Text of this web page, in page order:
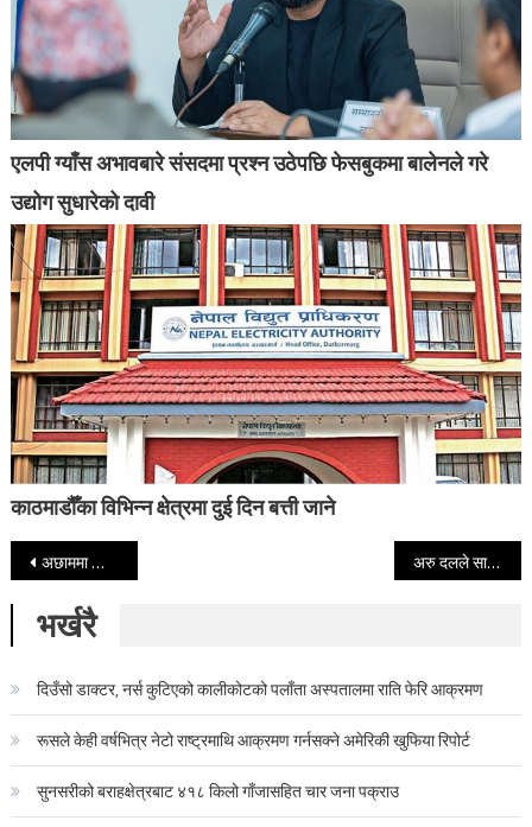
एलपी ग्याँस अभावबारे संसदमा प्रश्न उठेपछि फेसबुकमा बालेनले गरे
उद्योग सुधारेको दावी
काठमाडौँका विभिन्न क्षेत्रमा दुई दिन बत्ती जाने
Post navigation
अछाममा जीप दुर्घटना: दुई जनाको मृत्यु, तीन घाइते अरु दलले साथ नदिँदा चुनावमा जानु पर्यो, पुरानालाई सिध्याउने षडयन्त्र जारी : ओली
भर्खरै
दिउँसो डाक्टर, नर्स कुटिएको कालीकोटको पलाँता अस्पतालमा राति फेरि आक्रमण
रूसले केही वर्षभित्र नेटो राष्ट्रमाथि आक्रमण गर्नसक्ने अमेरिकी खुफिया रिपोर्ट
सुनसरीको बराहक्षेत्रबाट ४१८ किलो गाँजासहित चार जना पक्राउ